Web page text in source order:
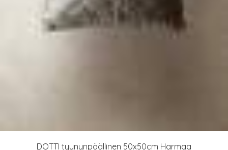
DOTTI tyynynpäällinen 50x50cm Harmaa